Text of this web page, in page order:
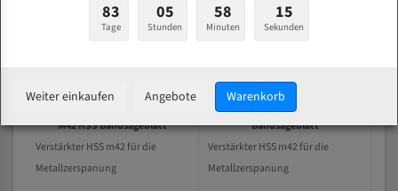
M42 HSS Bandsägeblatt
Verstärkter HSS m42 für die
Metallzerspanung
Profı 400/3 Bi-Metal M42 HSS
Bandsägeblatt
Verstärkter HSS m42 für die
Metallzerspanung
Konvex Meterware
83
Tage
05
Stunden
58
Minuten
15
Sekunden
Weiter einkaufen Angebote Warenkorb